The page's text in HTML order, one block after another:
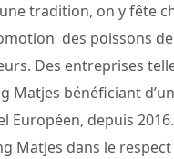
tradition, on y fête
des poissons
Des entreprises
Matjes bénéficiant
Européen, depuis
Matjes dans le